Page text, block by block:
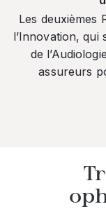
Les deuxièmes
l’Innovation, qui
de
assureurs